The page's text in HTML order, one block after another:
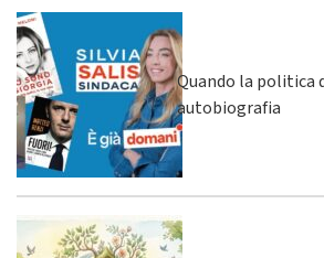
Quando la politica
autobiografia